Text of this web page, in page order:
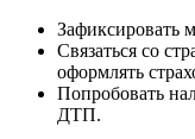
Зафиксировать
Связаться со
оформлять
Попробовать
ДТП.